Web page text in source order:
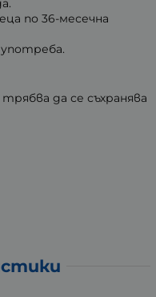
по 36-месечна
да се съхранява